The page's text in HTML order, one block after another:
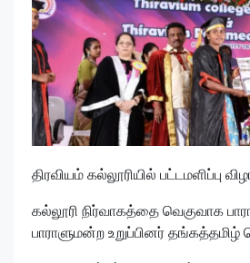
திரவியம் கல்லூரியில் பட்டமளிப்பு
கல்லூரி நிர்வாகத்தை வெகுவாக
பாராளுமன்ற உறுப்பினர் தங்கத்தமிழ்